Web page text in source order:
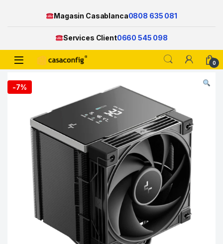
Magasin Casablanca0808 635 081
Services Client0660 545 098
Open 0
-7%